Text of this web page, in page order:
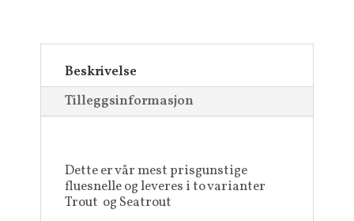
Beskrivelse
Tilleggsinformasjon
Dette er vår mest prisgunstige
fluesnelle og leveres i to varianter
Trout og Seatrout